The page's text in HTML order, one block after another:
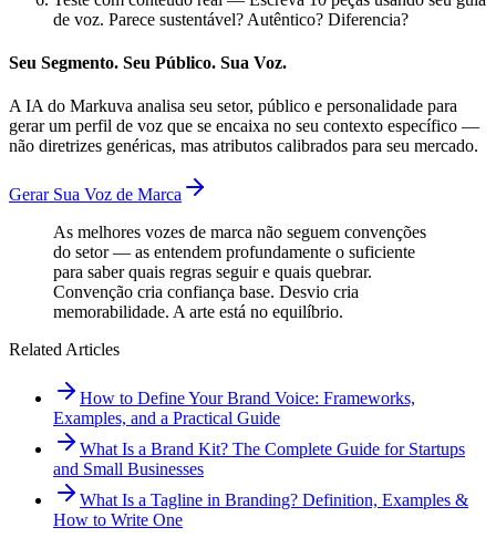
de voz. Parece sustentável? Autêntico? Diferencia?
Seu Segmento. Seu Público. Sua Voz.
A IA do Markuva analisa seu setor, público e personalidade para
gerar um perfil de voz que se encaixa no seu contexto específico —
não diretrizes genéricas, mas atributos calibrados para seu mercado.
Gerar Sua Voz de Marca
As melhores vozes de marca não seguem convenções
do setor — as entendem profundamente o suficiente
para saber quais regras seguir e quais quebrar.
Convenção cria confiança base. Desvio cria
memorabilidade. A arte está no equilíbrio.
Related Articles
How to Define Your Brand Voice: Frameworks,
Examples, and a Practical Guide
What Is a Brand Kit? The Complete Guide for Startups
and Small Businesses
What Is a Tagline in Branding? Definition, Examples &
How to Write One